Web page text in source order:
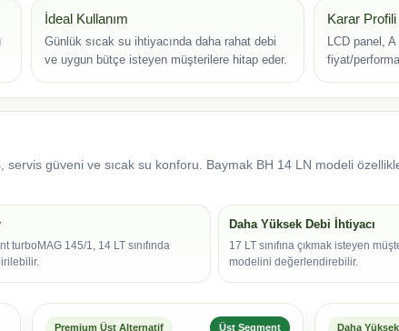
İdeal Kullanım
Günlük sıcak su ihtiyacında daha rahat debi
ve uygun bütçe isteyen müşterilere hitap eder.
Karar Profili
LCD panel, A
fiyat/
güveni ve sıcak su konforu. Baymak BH 14 LN modeli
turboMAG 145/1, 14 LT sınıfında
Daha Yüksek Debi İhtiyacı
17 LT sınıfına çıkmak isteyen
modelini değerlendirebilir.
Premium Üst Alternatif Üst Segment Daha